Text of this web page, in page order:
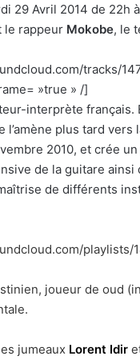
29 Avril 2014 de 22h
le rappeur Mokobe, le
tracks/
»true » /]
interprète français.
l’amène plus tard
2010, et crée
de la guitare
de différents
playlists/
joueur de oud
jumeaux Lorent Idir